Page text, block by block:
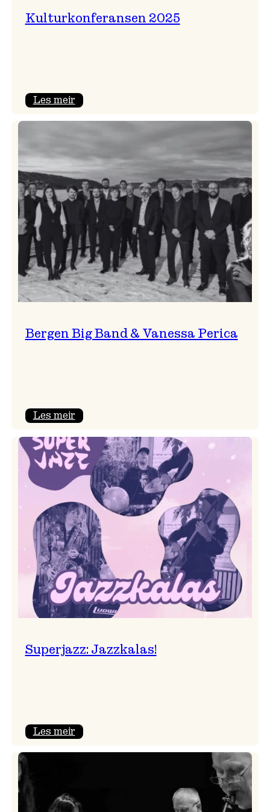
Kulturkonferansen 2025
Les meir:
Bergen Big Band & Vanessa Perica
Les meir:
Big
Band
&
Vanessa
Perica
Superjazz: Jazzkalas!
Les meir: